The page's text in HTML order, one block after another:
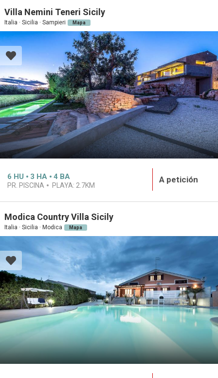
Villa Nemini Teneri Sicily
Italia · Sicilia · Sampieri Mapa
6 HU 3 HA 4 BA
PR. PISCINA PLAYA: 2.7KM
A petición
Modica Country Villa Sicily
Italia · Sicilia · Modica Mapa